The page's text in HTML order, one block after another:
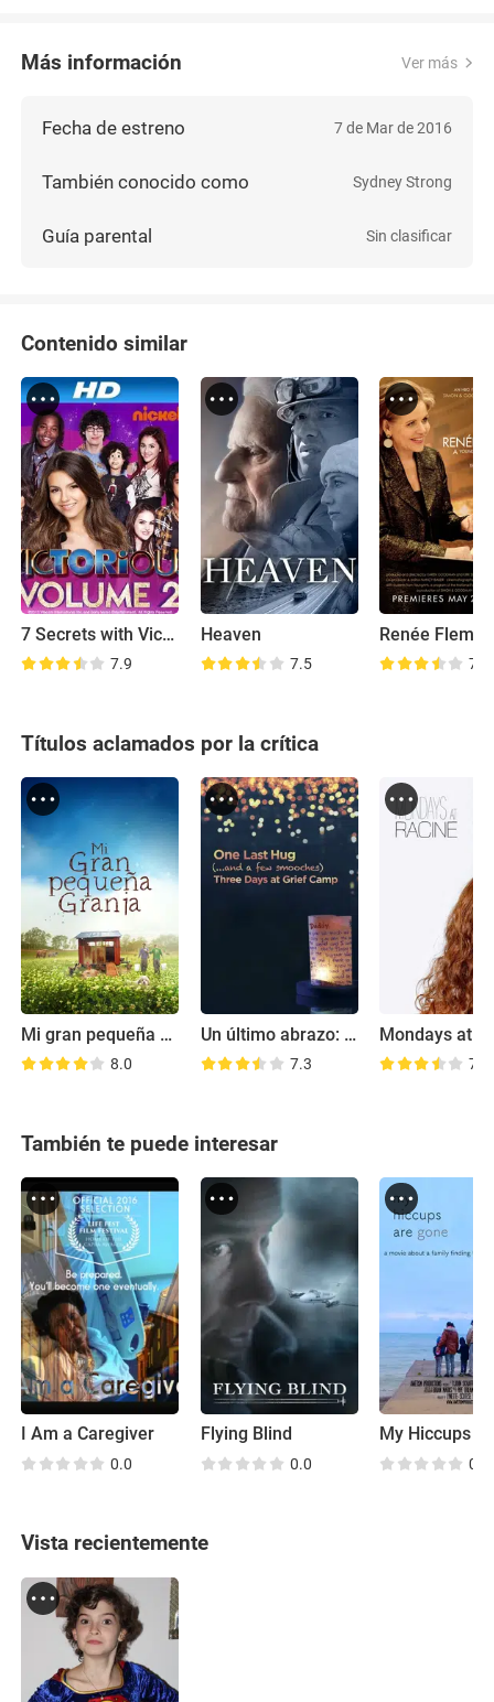
Más información Ver más
Fecha de estreno 7 de Mar de 2016
También conocido como Sydney Strong
Guía parental Sin clasificar
Contenido similar
7 Secrets with Victoria Justice
7.9
Heaven
7.5 7.7
Títulos aclamados por la crítica
Mi gran pequeña granja
8.0
Un último abrazo: tres días en el campamento del duelo
7.3
Mondays at
7.5
También te puede interesar
I Am a Caregiver
0.0
Flying Blind
0.0 0.0
Vista recientemente